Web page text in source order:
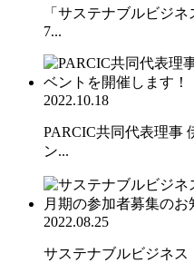
「サステナブルビジ
7...
2022.10.18
PARCIC共同代表理事
ン...
2022.08.25
サステナブルビジネス